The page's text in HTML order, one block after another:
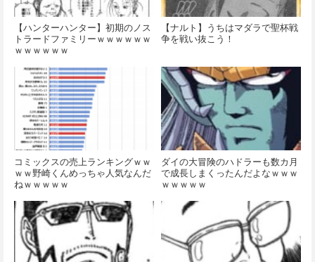
【ハンターハンター】初期のノス
トラードファミリーｗｗｗｗｗｗ
ｗｗｗｗｗｗ
【ナルト】うちはマダラで聖杯戦
争を戦い抜こう！
コミックスの売上ランキングｗｗ
ｗｗ野崎くんめっちゃ人気なんだ
ねｗｗｗｗｗ
ダイの大冒険のハドラーも数カ月
で成長しまくったんだよなｗｗｗ
ｗｗｗｗｗ